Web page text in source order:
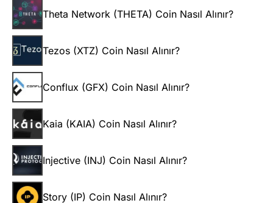
Theta Network (THETA) Coin Nasıl Alınır?
Tezos (XTZ) Coin Nasıl Alınır?
Conflux (GFX) Coin Nasıl Alınır?
Kaia (KAIA) Coin Nasıl Alınır?
Injective (INJ) Coin Nasıl Alınır?
Story (IP) Coin Nasıl Alınır?